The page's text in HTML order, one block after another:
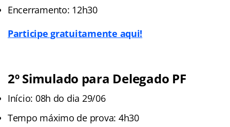
Encerramento: 12h30
Participe gratuitamente aqui!
2ºSimulado para Delegado PF
Início: 08h do dia 29/06
Tempo máximo de prova: 4h30